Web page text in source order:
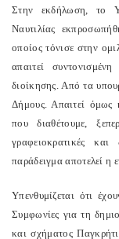
Στην εκδήλωση, το
Ναυτιλίας
οποίος τόνισε στην
απαιτεί
διοίκησης. Από τα
Δήμους. Απαιτεί όμως
που διαθέτουμε,
γραφειοκρατικές και
παράδειγμα αποτελεί η
Υπενθυμίζεται ότι
Συμφωνίες για τη
και σχήματος